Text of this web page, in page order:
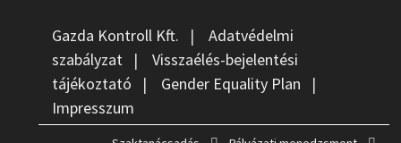
Gazda Kontroll Kft. | Adatvédelmi
szabályzat| Visszaélés-bejelentési
tájékoztató | Gender Equality Plan |
Impresszum